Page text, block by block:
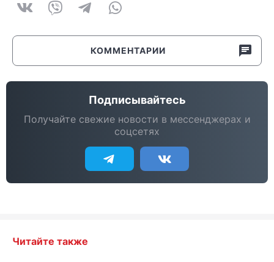
КОММЕНТАРИИ
Подписывайтесь
Получайте свежие новости в мессенджерах и
соцсетях
Читайте также